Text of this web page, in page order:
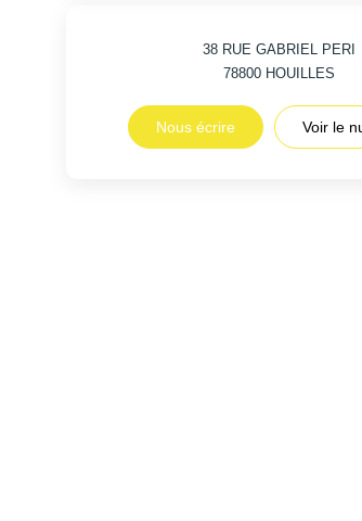
38 RUE GABRIEL PERI
78800 HOUILLES
Nous écrire Voir le